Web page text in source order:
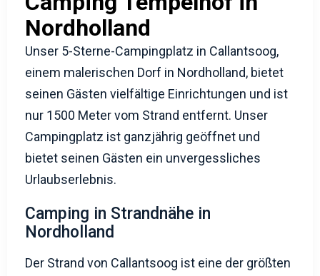
Nordholland
Unser 5-Sterne-Campingplatz in Callantsoog,
einem malerischen Dorf in Nordholland, bietet
seinen Gästen vielfältige Einrichtungen und ist
nur 1500 Meter vom Strand entfernt. Unser
Campingplatz ist ganzjährig geöffnet und
bietet seinen Gästen ein unvergessliches
Urlaubserlebnis.
Camping in Strandnähe in
Nordholland
Der Strand von Callantsoog ist eine der größten